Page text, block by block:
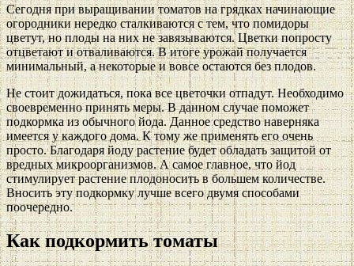
Сегодня при выращивании томатов на грядках начинающие
огородники нередко сталкиваются с тем, что помидоры
цветут, но плоды на них не завязываются. Цветки попросту
отцветают и отваливаются. В итоге урожай получается
минимальный, а некоторые и вовсе остаются без плодов.
Не стоит дожидаться, пока все цветочки отпадут. Необходимо
своевременно принять меры. В данном случае поможет
подкормка из обычного йода. Данное средство наверняка
имеется у каждого дома. К тому же применять его очень
просто. Благодаря йоду растение будет обладать защитой от
вредных микроорганизмов. А самое главное, что йод
стимулирует растение плодоносить в большем количестве.
Вносить эту подкормку лучше всего двумя способами
поочередно.
Как подкормить томаты